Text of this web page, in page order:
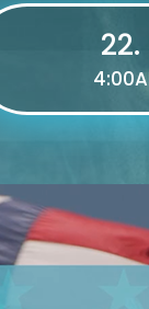
22.